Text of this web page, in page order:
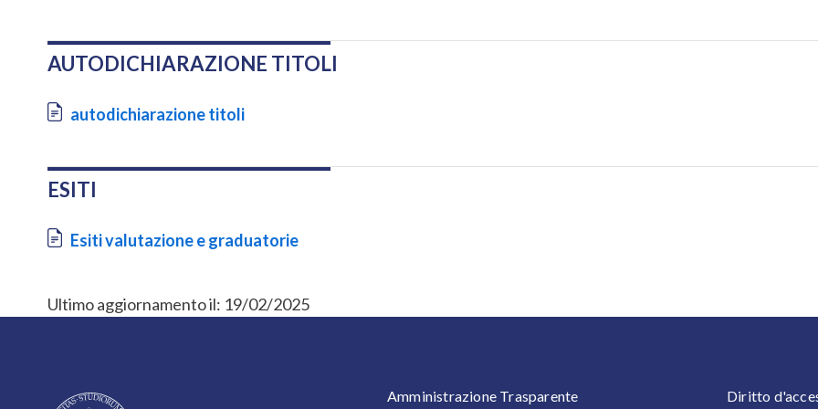
AUTODICHIARAZIONE TITOLI
Document
autodichiarazione titoli
ESITI
Document
Esiti valutazione e graduatorie
Ultimo aggiornamento il: 19/02/2025
FOOTER 1
Amministrazione Trasparente Diritto